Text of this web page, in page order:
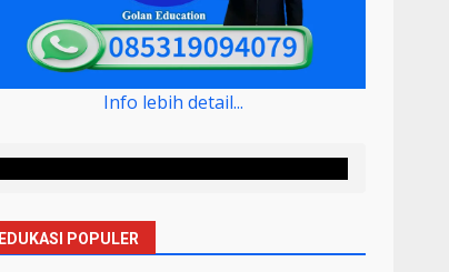
Info lebih detail...
EDUKASI POPULER